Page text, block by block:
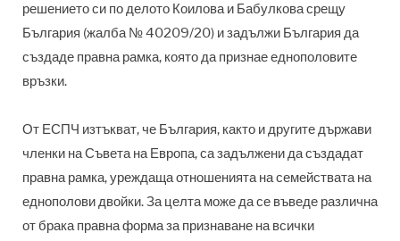
решението си по делото Коилова и Бабулкова срещу
България (жалба № 40209/20) и задължи България да
създаде правна рамка, която да признае еднополовите
връзки.
От ЕСПЧ изтъкват, че България, както и другите държави
членки на Съвета на Европа, са задължени да създадат
правна рамка, уреждаща отношенията на семействата на
еднополови двойки. За целта може да се въведе различна
от брака правна форма за признаване на всички